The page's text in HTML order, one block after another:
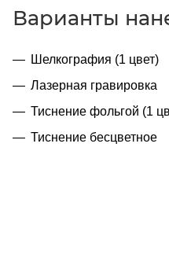
Варианты
Шелкография (1 цвет)
Лазерная гравировка
Тиснение фольгой (1
Тиснение бесцветное